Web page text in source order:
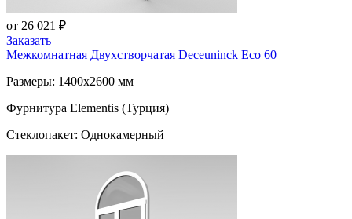
от 26 021 ₽
Заказать
Межкомнатная Двухстворчатая Deceuninck Eco 60
Размеры: 1400x2600 мм
Фурнитура Elementis (Турция)
Стеклопакет: Однокамерный